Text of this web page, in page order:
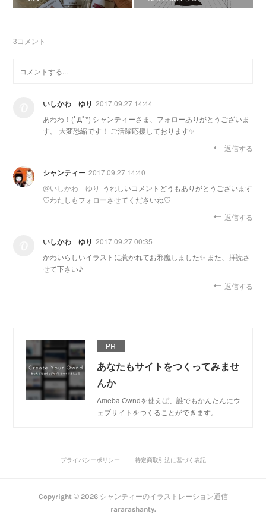
3コメント
いしかわ ゆり 2017.09.27 14:44
あわわ！(ﾟДﾟ*) シャンティーさま、フォローありがとうございま
す。 大変恐縮です！ ご活躍応援しております✨
返信する
シャンティー 2017.09.27 14:40
@いしかわ ゆり うれしいコメントどうもありがとうございます
♡わたしもフォローさせてくださいね♡
返信する
いしかわ ゆり 2017.09.27 00:35
かわいらしいイラストに惹かれてお邪魔しました✨ また、拝読さ
せて下さい♪
返信する
PR
あなたもサイトをつくってみませ
んか
Ameba Owndを使えば、誰でもかんたんにウ
ェブサイトをつくることができます。
プライバシーポリシー 特定商取引法に基づく表記
Copyright © 2026 シャンティーのイラストレーション通信
rararashanty.